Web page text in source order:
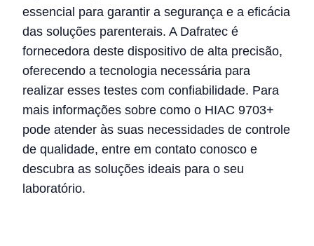
essencial para garantir a segurança e a eficácia
das soluções parenterais. A Dafratec é
fornecedora deste dispositivo de alta precisão,
oferecendo a tecnologia necessária para
realizar esses testes com confiabilidade. Para
mais informações sobre como o HIAC 9703+
pode atender às suas necessidades de controle
de qualidade, entre em contato conosco e
descubra as soluções ideais para o seu
laboratório.